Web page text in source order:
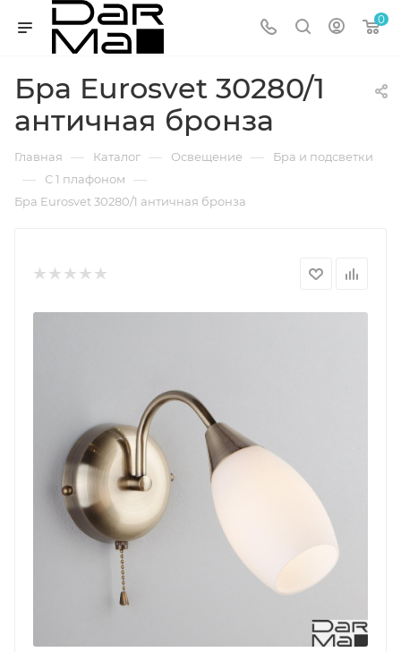
0
Бра Eurosvet 30280/1
античная бронза
Главная — Каталог — Освещение — Бра и подсветки
— С 1 плафоном —
Бра Eurosvet 30280/1 античная бронза